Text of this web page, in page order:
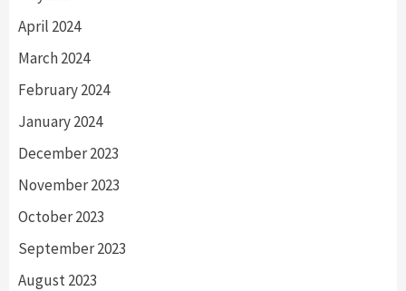
April 2024
March 2024
February 2024
January 2024
December 2023
November 2023
October 2023
September 2023
August 2023